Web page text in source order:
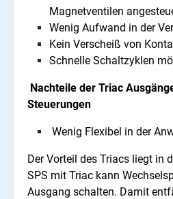
Magnetventilen
Wenig Aufwand in der
Kein Verscheiß von
Schnelle Schaltzyklen
Nachteile der Triac
Steuerungen
Wenig Flexibel in der
Der Vorteil des Triacs liegt in
SPS mit Triac kann
Ausgang schalten. Damit